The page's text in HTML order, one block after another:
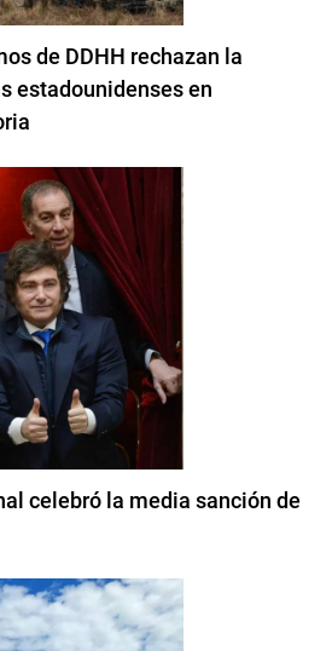
de DDHH rechazan la
estadounidenses en
celebró la media sanción de